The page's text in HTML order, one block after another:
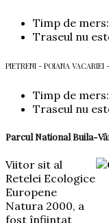
Timp de
Traseul nu
PIETRENI - POIANA VACARIEI
Timp de
Traseul nu
Parcul National Buila-
Viitor sit al
Retelei Ecologice
Europene
Natura 2000, a
fost înfiintat